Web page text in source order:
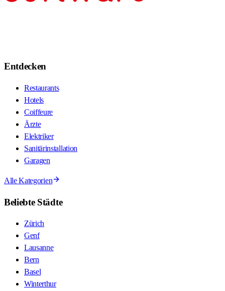
Entdecken
Restaurants
Hotels
Coiffeure
Ärzte
Elektriker
Sanitärinstallation
Garagen
Alle Kategorien
Beliebte Städte
Zürich
Genf
Lausanne
Bern
Basel
Winterthur